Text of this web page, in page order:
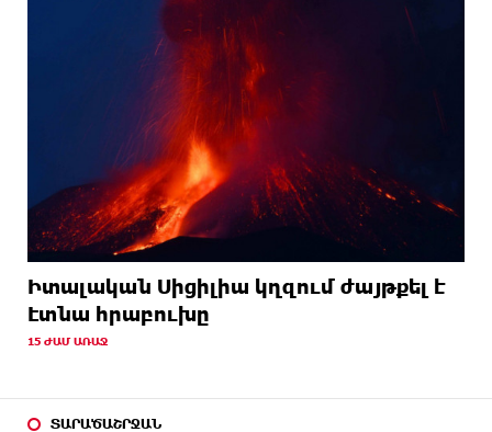
Իտալական Սիցիլիա կղզում ժայթքել է
Էտնա հրաբուխը
15 ԺԱՄ ԱՌԱՋ
ՏԱՐԱԾԱՇՐՋԱՆ